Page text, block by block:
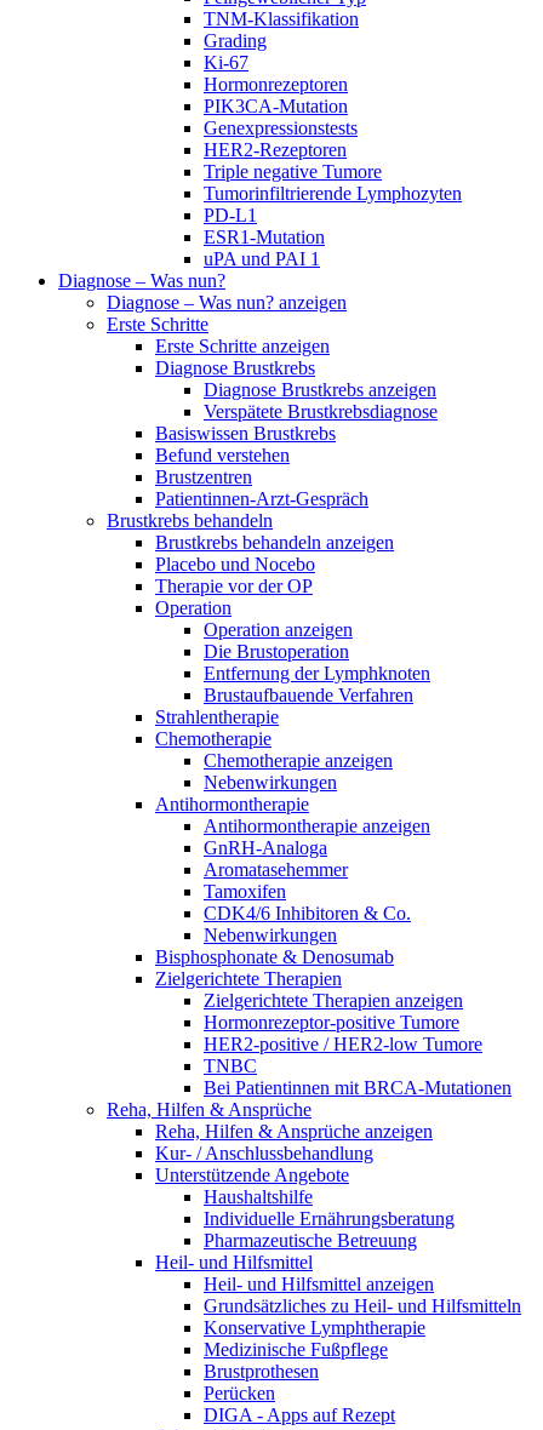
TNM-Klassifikation
Grading
Ki-67
Hormonrezeptoren
PIK3CA-Mutation
Genexpressionstests
HER2-Rezeptoren
Triple negative Tumore
Tumorinfiltrierende Lymphozyten
PD-L1
ESR1-Mutation
uPA und PAI 1
Diagnose – Was nun?
Diagnose – Was nun? anzeigen
Erste Schritte
Erste Schritte anzeigen
Diagnose Brustkrebs
Diagnose Brustkrebs anzeigen
Verspätete Brustkrebsdiagnose
Basiswissen Brustkrebs
Befund verstehen
Brustzentren
Patientinnen-Arzt-Gespräch
Brustkrebs behandeln
Brustkrebs behandeln anzeigen
Placebo und Nocebo
Therapie vor der OP
Operation
Operation anzeigen
Die Brustoperation
Entfernung der Lymphknoten
Brustaufbauende Verfahren
Strahlentherapie
Chemotherapie
Chemotherapie anzeigen
Nebenwirkungen
Antihormontherapie
Antihormontherapie anzeigen
GnRH-Analoga
Aromatasehemmer
Tamoxifen
CDK4/6 Inhibitoren & Co.
Nebenwirkungen
Bisphosphonate & Denosumab
Zielgerichtete Therapien
Zielgerichtete Therapien anzeigen
Hormonrezeptor-positive Tumore
HER2-positive / HER2-low Tumore
TNBC
Bei Patientinnen mit BRCA-Mutationen
Reha, Hilfen & Ansprüche
Reha, Hilfen & Ansprüche anzeigen
Kur- / Anschlussbehandlung
Unterstützende Angebote
Haushaltshilfe
Individuelle Ernährungsberatung
Pharmazeutische Betreuung
Heil- und Hilfsmittel
Heil- und Hilfsmittel anzeigen
Grundsätzliches zu Heil- und Hilfsmitteln
Konservative Lymphtherapie
Medizinische Fußpflege
Brustprothesen
Perücken
DIGA - Apps auf Rezept